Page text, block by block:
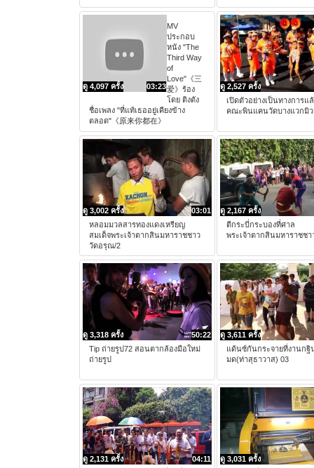
03:23
ดู 4,097 ครั้ง
MV
ประกอบ
หนัง "The
Third Way
of
Love"《三
爱》ร้อง
โดย ติงตัง
ชื่อเพลง "ที่แท้เธออยู่เคียงข้าง
ตลอด"《原来你都在》
ดู 2,527 ครั้ง
เปิดตัวอย่างเป็นทางการแ
คณะพินแคนวัดบางแวกมิ
03:01
ดู 3,002 ครั้ง
หลอมมวลสารทองแดงเหรียญ
สมเด็จพระเจ้าตากสินมหาราชชาว
วัดอรุณ/2
ดู 2,167 ครั้ง
ตีกระบี่กระบองที่ศาล
พระเจ้าตากสินมหาราชช
50:22
ดู 3,318 ครั้ง
Tip ถ่ายรูป72 สอนตากล้องมือใหม่
ถ่ายรูป
ดู 3,611 ครั้ง
แด้นซ์กันกระจายที่งานกฐิ
มด(ท่าสุธาวาส) 03
04:11
ดู 2,131 ครั้ง
ดู 3,031 ครั้ง